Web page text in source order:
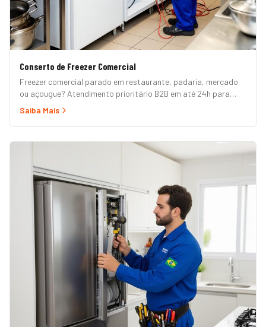
Conserto de Freezer Comercial
Freezer comercial parado em restaurante, padaria, mercado
ou açougue? Atendimento prioritário B2B em até 24h para
horizontal, vertical, expositor, ilha refrigerada e câmara fria.
Saiba Mais